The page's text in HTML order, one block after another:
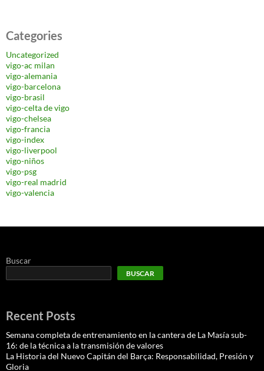
Categories
Uncategorized
vigo-ac milan
vigo-alemania
vigo-barcelona
vigo-brasil
vigo-celta de vigo
vigo-chelsea
vigo-francia
vigo-index
vigo-liverpool
vigo-niños
vigo-psg
vigo-real madrid
vigo-valencia
Buscar
BUSCAR
Recent Posts
Semana completa de entrenamiento en la cantera de La Masía sub-
16: de la técnica a la transmisión de valores
La Historia del Nuevo Capitán del Barça: Responsabilidad, Presión y
Gloria